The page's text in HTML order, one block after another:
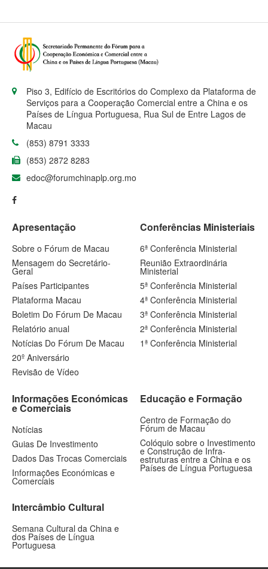
Piso 3, Edifício de Escritórios do Complexo da Plataforma de
Serviços para a Cooperação Comercial entre a China e os
Países de Língua Portuguesa, Rua Sul de Entre Lagos de
Macau
(853) 8791 3333
(853) 2872 8283
edoc@forumchinaplp.org.mo
Apresentação
Sobre o Fórum de Macau
Mensagem do Secretário-
Geral
Países Participantes
Plataforma Macau
Boletim Do Fórum De Macau
Relatório anual
Notícias Do Fórum De Macau
20º Aniversário
Revisão de Vídeo
Conferências Ministeriais
6ª Conferência Ministerial
Reunião Extraordinária
Ministerial
5ª Conferência Ministerial
4ª Conferência Ministerial
3ª Conferência Ministerial
2ª Conferência Ministerial
1ª Conferência Ministerial
Informações Económicas
e Comerciais
Notícias
Guias De Investimento
Dados Das Trocas Comerciais
Informações Económicas e
Comerciais
Intercâmbio Cultural
Semana Cultural da China e
dos Países de Língua
Portuguesa
Educação e Formação
Centro de Formação do
Fórum de Macau
Colóquio sobre o Investimento
e Construção de Infra-
estruturas entre a China e os
Países de Língua Portuguesa